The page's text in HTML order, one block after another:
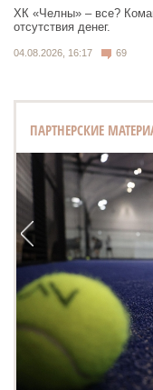
ХК «Челны» – все?
отсутствия денег.
04.08.2026, 16:17 69
ПАРТНЕРСКИЕ